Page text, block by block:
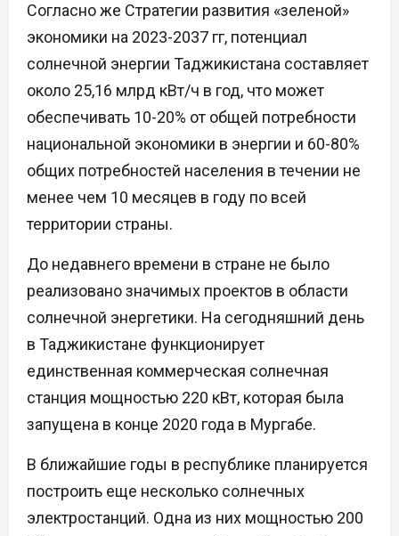
Согласно же Стратегии развития «зеленой»
экономики на 2023-2037 гг, потенциал
солнечной энергии Таджикистана составляет
около 25,16 млрд кВт/ч в год, что может
обеспечивать 10-20% от общей потребности
национальной экономики в энергии и 60-80%
общих потребностей населения в течении не
менее чем 10 месяцев в году по всей
территории страны.
До недавнего времени в стране не было
реализовано значимых проектов в области
солнечной энергетики. На сегодняшний день
в Таджикистане функционирует
единственная коммерческая солнечная
станция мощностью 220 кВт, которая была
запущена в конце 2020 года в Мургабе.
В ближайшие годы в республике планируется
построить еще несколько солнечных
электростанций. Одна из них мощностью 200